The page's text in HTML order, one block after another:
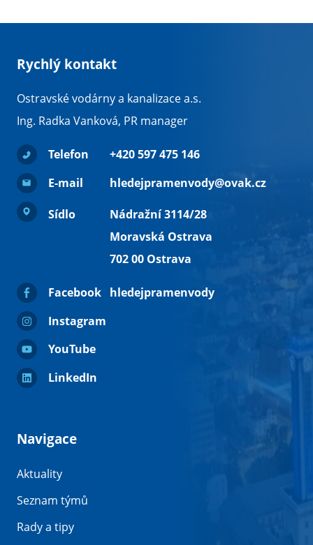
Rychlý kontakt
Ostravské vodárny a kanalizace a.s.
Ing. Radka Vanková, PR manager
Telefon
+420 597 475 146
E-mail
hledejpramenvody@ovak.cz
Sídlo
Nádražní 3114/28
Moravská Ostrava
702 00 Ostrava
Facebook
hledejpramenvody
Instagram
YouTube
LinkedIn
Navigace
Aktuality
Seznam týmů
Rady a tipy